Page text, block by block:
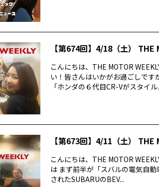
【第674回】4/18（土） THE
こんにちは、THE MOTOR
い！皆さんはいかがお過ごしで
「ホンダの６代目CR-Vがスタイル
【第673回】4/11（土） THE
こんにちは、THE MOTOR
は まず前半が「スバルの電気自
されたSUBARUのBEV...